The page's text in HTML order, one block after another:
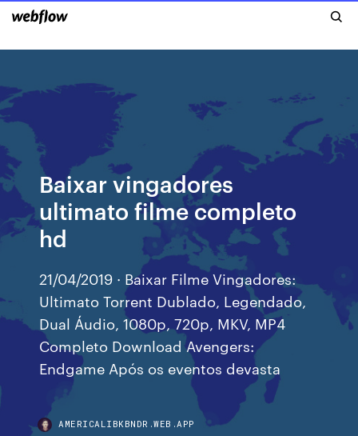
Baixar vingadores
ultimato filme completo
hd
21/04/2019 · Baixar Filme Vingadores:
Ultimato Torrent Dublado, Legendado,
Dual Áudio, 1080p, 720p, MKV, MP4
Completo Download Avengers:
Endgame Após os eventos devasta
AMERICALIBKBNDR.WEB.APP